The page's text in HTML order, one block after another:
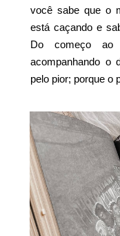
você sabe que o
está caçando e
Do começo ao
acompanhando o
pelo pior; porque o